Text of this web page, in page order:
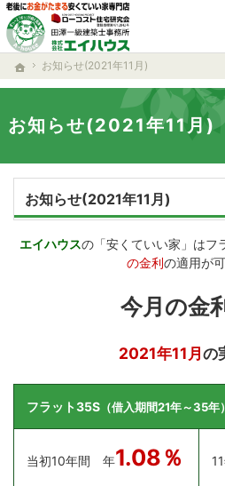
ホーム
お知らせ(2021年11月)
お知らせ(2021年11月)
ローコスト住宅で耐震-省エネ重視の家をお探し
新築-注文住宅(秋田・大仙・仙北・美郷・横手・
お知らせ(2021年11月)
エイハウスの「安くていい家」はフ
の金利の適用が
今月の金
2021年11月の
フラット35S （借入期間21年～35年）
当初10年間 年1.08％